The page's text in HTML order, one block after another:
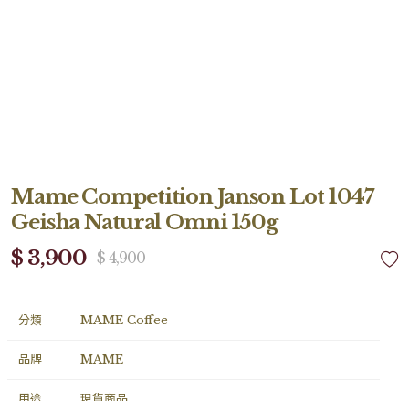
Mame Competition Janson Lot 1047
Geisha Natural Omni 150g
$ 3,900 $ 4,900
分類 MAME Coffee
品牌 MAME